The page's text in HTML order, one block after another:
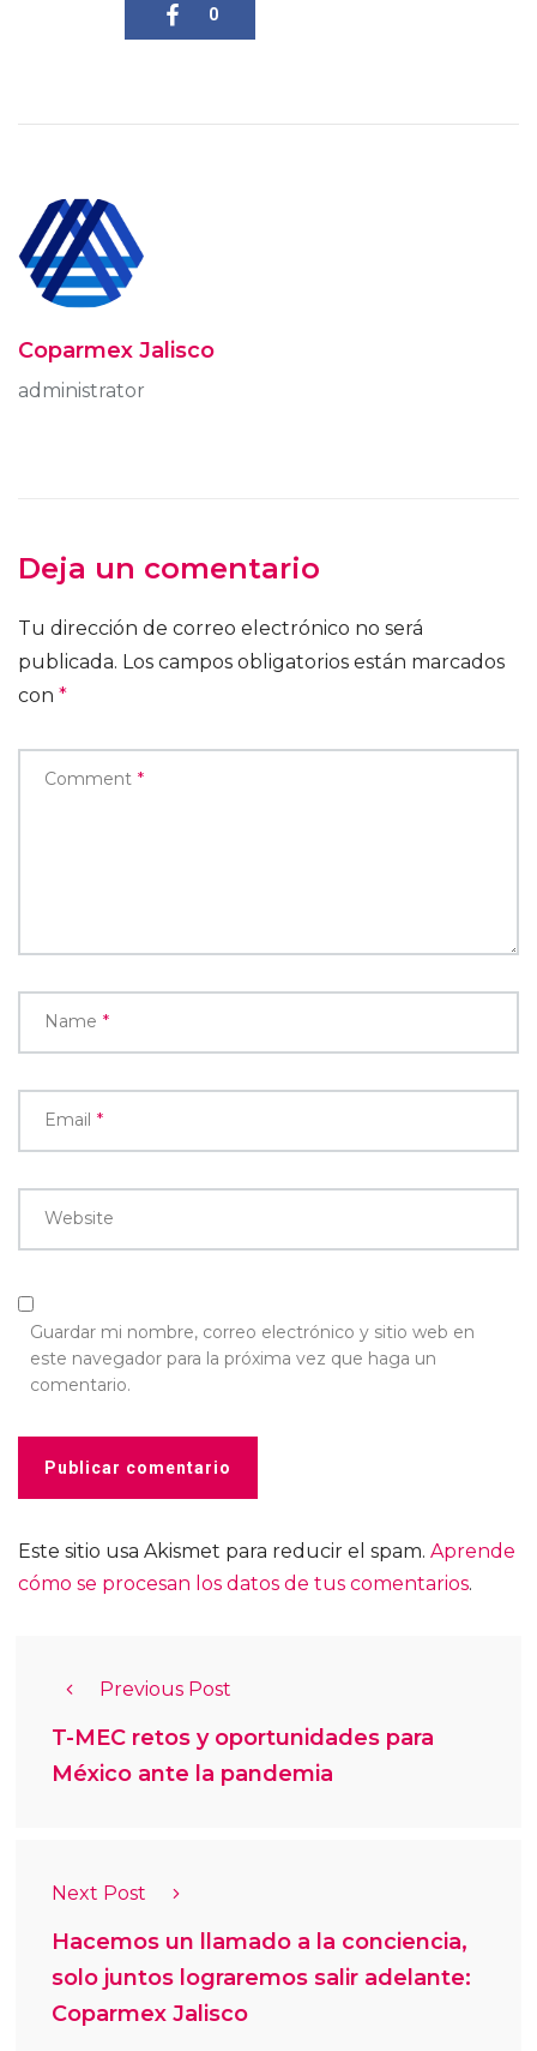
0
Coparmex Jalisco
administrator
Deja un comentario
Tu dirección de correo electrónico no será
publicada. Los campos obligatorios están marcados
con *
Comment *
Name *
Email *
Website
Guardar mi nombre, correo electrónico y sitio web en
este navegador para la próxima vez que haga un
comentario.
Este sitio usa Akismet para reducir el spam. Aprende
cómo se procesan los datos de tus comentarios.
Previous Post
T-MEC retos y oportunidades para
México ante la pandemia
Next Post
Hacemos un llamado a la conciencia,
solo juntos lograremos salir adelante:
Coparmex Jalisco